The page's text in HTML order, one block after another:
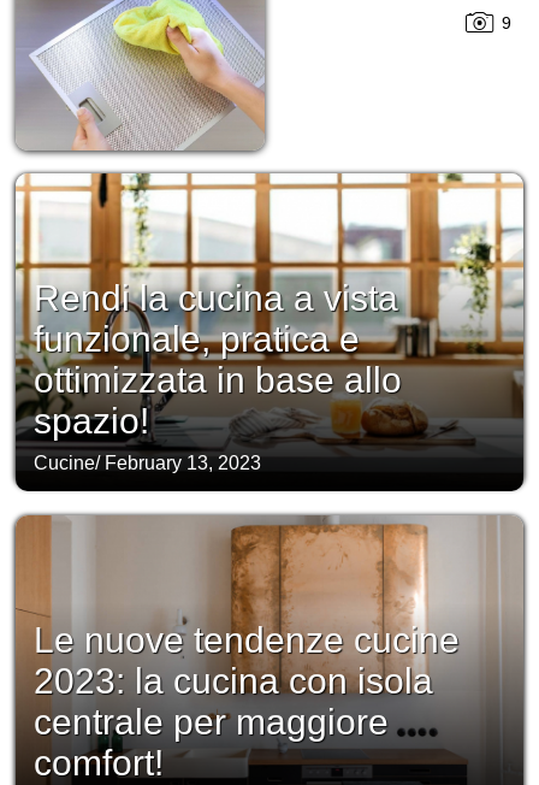
9
Rendi la cucina a vista
funzionale, pratica e
ottimizzata in base allo
spazio!
Cucine/ February 13, 2023
Le nuove tendenze cucine
2023: la cucina con isola
centrale per maggiore
comfort!